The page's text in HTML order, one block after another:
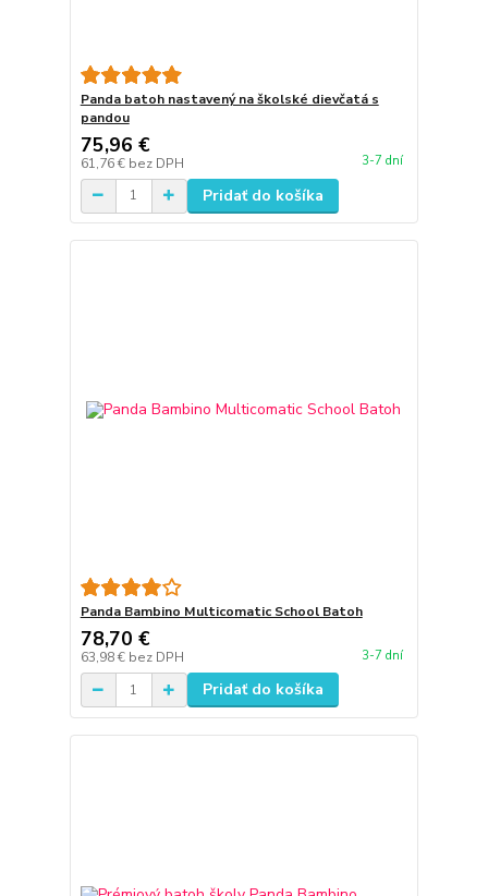
Panda batoh nastavený na školské dievčatá s
pandou
75,96 €
61,76 € bez DPH 3-7 dní
Pridať do košíka
Panda Bambino Multicomatic School Batoh
78,70 €
63,98 € bez DPH 3-7 dní
Pridať do košíka